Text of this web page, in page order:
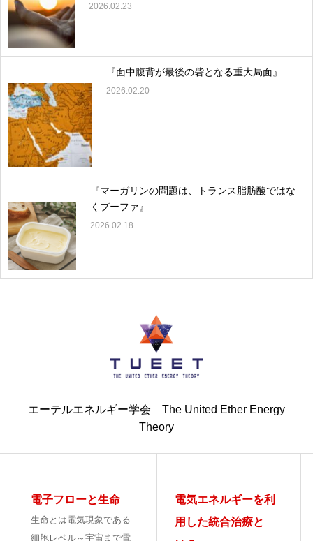
2026.02.23
『面中腹背が最後の砦となる重大局面』
2026.02.20
『マーガリンの問題は、トランス脂肪酸ではな
くプーファ』
2026.02.18
エーテルエネルギー学会 The United Ether Energy
Theory
電子フローと生命
生命とは電気現象である
細胞レベル～宇宙まで電
電気エネルギーを利
用した統合治療と